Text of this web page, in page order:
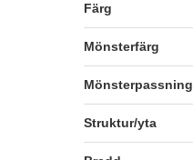
Färg
Mönsterfärg
Mönsterpassning
Struktur/yta